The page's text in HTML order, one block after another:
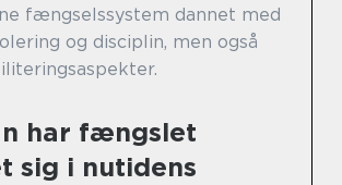
fængselssystem dannet med
og disciplin, men også
har fængslet
sig i nutidens